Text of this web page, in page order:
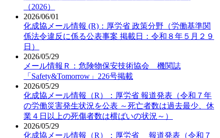
（2026）
2026/06/01
化成協メール情報 (R)：厚労省 政策分野（労働基準関
係法令違反に係る公表事案 掲載日：令和８年５月２９
日）
2026/05/29
メール情報Ｒ：危険物保安技術協会 機関誌
「Safety&Tomorrow」226号掲載
2026/05/29
化成協メール情報（R）：厚労省 報道発表（令和７年
の労働災害発生状況を公表 ～死亡者数は過去最少、休
業４日以上の死傷者数は横ばいの状況～）
2026/05/29
化成協メール情報（R）：厚労省 報道発表（令和７